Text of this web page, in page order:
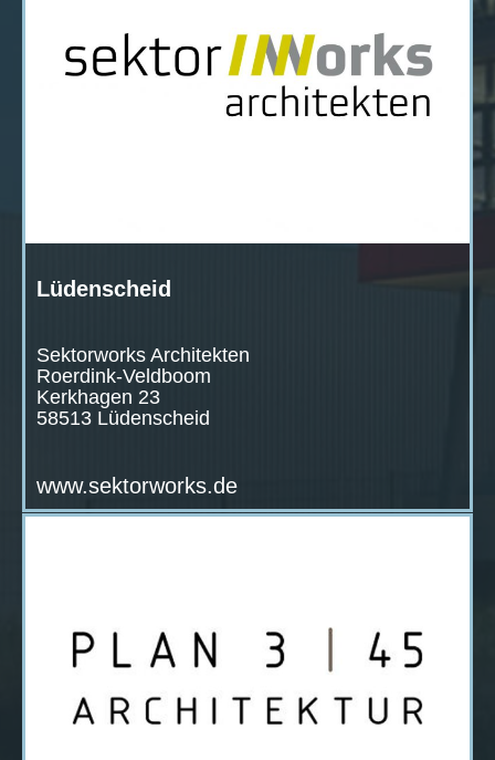
Lüdenscheid
Sektorworks Architekten
Roerdink-Veldboom
Kerkhagen 23
58513 Lüdenscheid
www.sektorworks.de